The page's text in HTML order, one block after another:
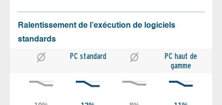
Ralentissement de l’exécution de logiciels
standards
PC standard
PC haut de
gamme